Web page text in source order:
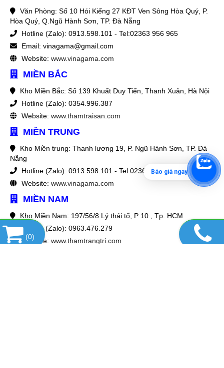
Báo giá ngay
Văn Phòng: Số 10 Hói Kiểng 27 KĐT Ven Sông Hòa Quý, P.
Hòa Quý, Q.Ngũ Hành Sơn, TP. Đà Nẵng
Hotline (Zalo): 0913.598.101 - Tel:02363 956 965
Email: vinagama@gmail.com
Website: www.vinagama.com
MIỀN BẮC
Kho Miền Bắc: Số 139 Khuất Duy Tiến, Thanh Xuân, Hà Nội
Hotline (Zalo): 0354.996.387
Website: www.thamtraisan.com
MIỀN TRUNG
Kho Miền trung: Thanh lương 19, P. Ngũ Hành Sơn, TP. Đà
Nẵng
Hotline (Zalo): 0913.598.101 - Tel:02363 956 965
Website: www.vinagama.com
MIỀN NAM
Kho Miền Nam: 197/56/8 Lý thái tổ, P 10 , Tp. HCM
Hotline (Zalo): 0963.476.279
Website: www.thamtrangtri.com
(0)